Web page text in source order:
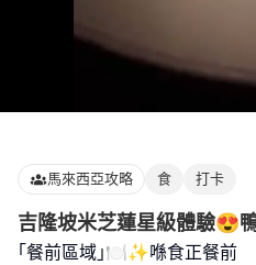
馬來西亞攻略 食 打卡
吉隆坡米芝蓮星級體驗😍
｢餐前區域｣🍽️✨喺食正餐前